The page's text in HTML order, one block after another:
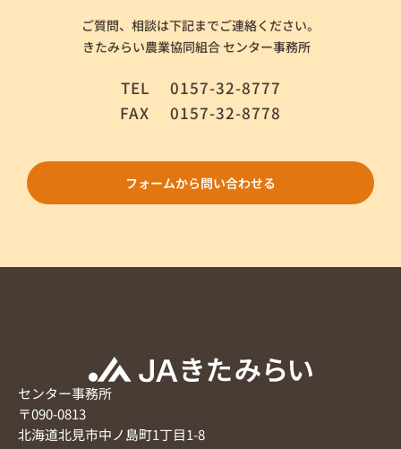
ご質問、相談は下記までご連絡ください。
きたみらい農業協同組合 センター事務所
TEL 0157-32-8777
FAX 0157-32-8778
フォームから問い合わせる
センター事務所
〒090-0813
北海道北見市中ノ島町1丁目1-8